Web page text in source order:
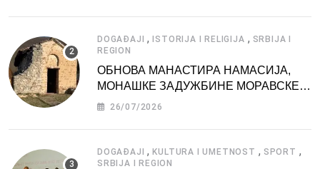
DOGAĐAJI ,ISTORIJA I RELIGIJA , SRBIJA I
REGION
ОБНОВА МАНАСТИРА НАМАСИЈА,
МОНАШКЕ ЗАДУЖБИНЕ МОРАВСКЕ
СРБИЈЕ
26/07/2026
DOGAĐAJI ,KULTURA I UMETNOST , SPORT ,
SRBIJA I REGION